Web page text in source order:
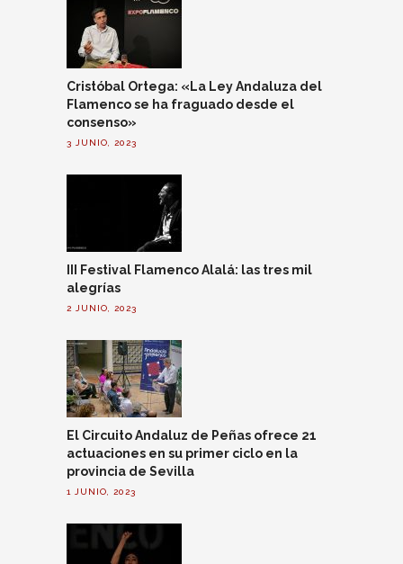
Cristóbal Ortega: «La Ley Andaluza del
Flamenco se ha fraguado desde el
consenso»
3 JUNIO, 2023
III Festival Flamenco Alalá: las tres mil
alegrías
2 JUNIO, 2023
El Circuito Andaluz de Peñas ofrece 21
actuaciones en su primer ciclo en la
provincia de Sevilla
1 JUNIO, 2023